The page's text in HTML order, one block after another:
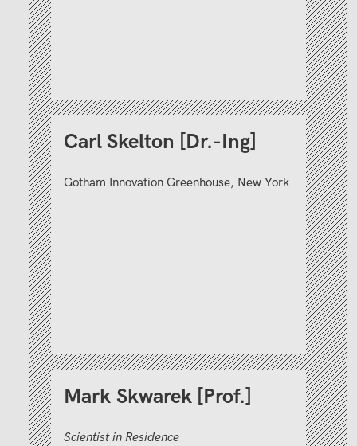
Carl Skelton [Dr.-Ing]
Gotham Innovation Greenhouse, New York
Mark Skwarek [Prof.]
Scientist in Residence